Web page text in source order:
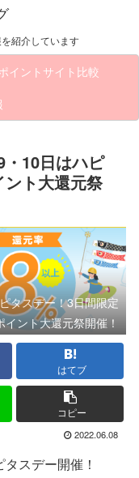
紹介しています
イントサイト比較
・10日はハピ
ト大還元祭
タスデー！3日間限定
イント大還元祭開催！
はてブ
コピー
2022.06.08
スデー開催！